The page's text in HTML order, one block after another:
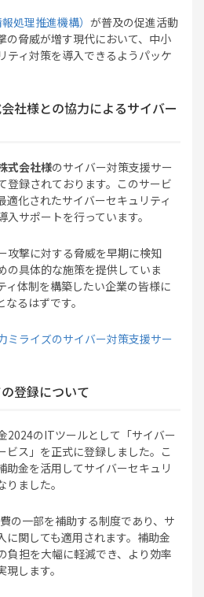
処理推進機構） が普及の促進活動
の脅威が増す現代において、中小
ティ対策を導入できるようパッケ
社様との協力によるサイバー
式会社様のサイバー対策支援サー
登録されております。このサービ
適化されたサイバーセキュリティ
サポートを行っています。
攻撃に対する脅威を早期に検知
の具体的な施策を提供していま
ィ体制を構築したい企業の皆様に
るはずです。
ミライズのサイバー対策支援サー
登録について
2024のITツールとして「サイバー
ビス」を正式に登録しました。こ
助金を活用してサイバーセキュリ
ました。
の一部を補助する制度であり、サ
に関しても適用されます。補助金
負担を大幅に軽減でき、より効率
します。